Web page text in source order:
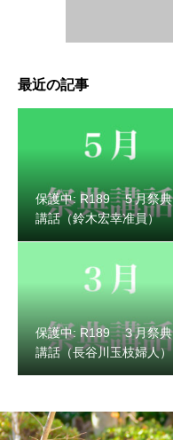
最近の記事
保護中: R189 ５月祭典
講話（鈴木宏幸准員）
保護中: R189 ３月祭典
講話（長谷川玉枝婦人）